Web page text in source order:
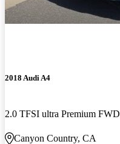
2018 Audi A4
2.0 TFSI ultra Premium FWD
Canyon Country, CA